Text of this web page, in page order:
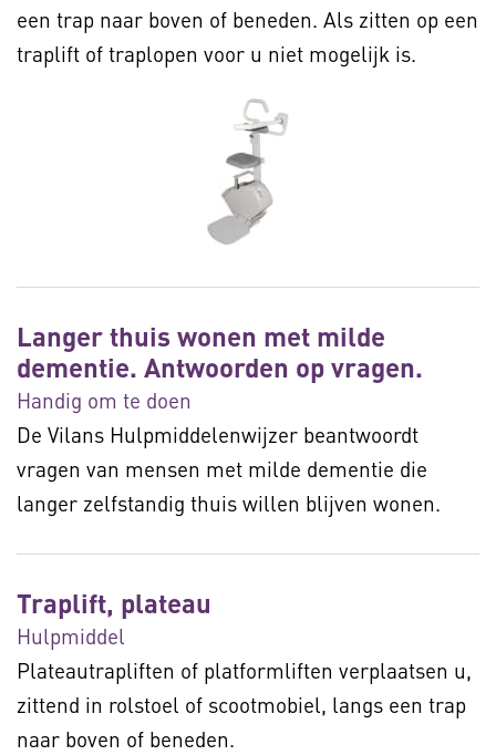
een trap naar boven of beneden. Als zitten op een
traplift of traplopen voor u niet mogelijk is.
Langer thuis wonen met milde
dementie. Antwoorden op vragen.
Handig om te doen
De Vilans Hulpmiddelenwijzer beantwoordt
vragen van mensen met milde dementie die
langer zelfstandig thuis willen blijven wonen.
Traplift, plateau
Hulpmiddel
Plateautrapliften of platformliften verplaatsen u,
zittend in rolstoel of scootmobiel, langs een trap
naar boven of beneden.